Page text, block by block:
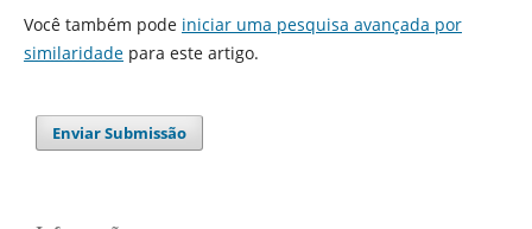
Você também pode iniciar uma pesquisa avançada por
similaridadepara este artigo.
Enviar Submissão